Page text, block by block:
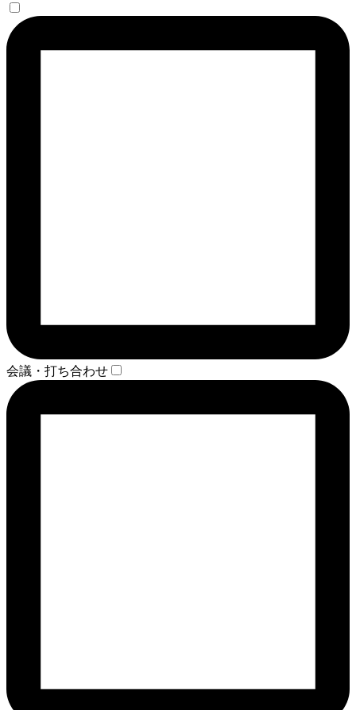
会議・打ち合わせ